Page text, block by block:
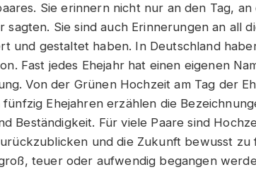
Sie erinnern nicht nur an den Tag, an
sagten. Sie sind auch Erinnerungen an all
und gestaltet haben. In Deutschland
Fast jedes Ehejahr hat einen eigenen
Von der Grünen Hochzeit am Tag der
Ehejahren erzählen die
Beständigkeit. Für viele Paare sind
und die Zukunft bewusst zu
teuer oder aufwendig begangen